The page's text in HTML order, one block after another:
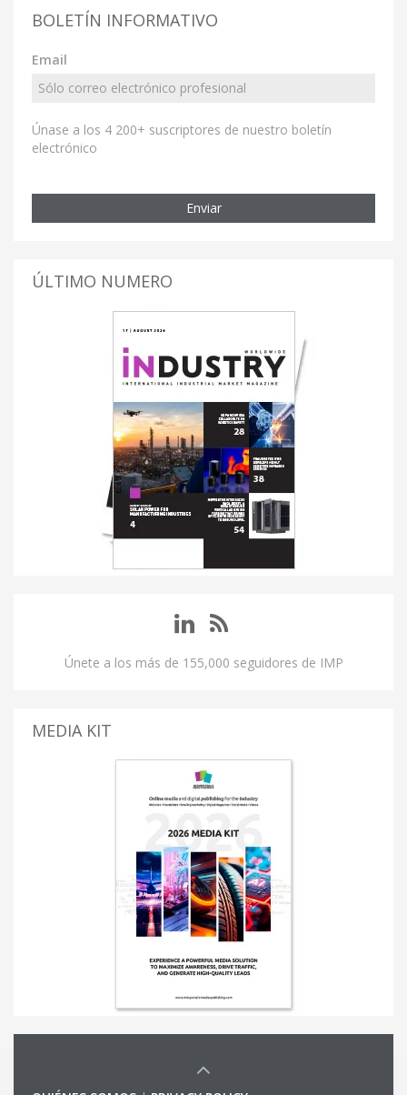
BOLETÍN INFORMATIVO
Email
Únase a los 4 200+ suscriptores de nuestro boletín
electrónico
Enviar
ÚLTIMO NUMERO
Únete a los más de 155,000 seguidores de IMP
MEDIA KIT